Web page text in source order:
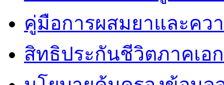
คู่มือการผสมยาและคว
สิทธิประกันชีวิตภาคเอ